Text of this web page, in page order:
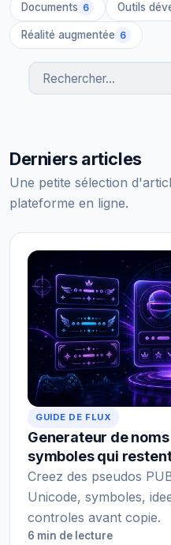
Documents 6 Outils
Réalité augmentée 6
Rechercher des articles
Derniers articles
Une petite sélection
plateforme en ligne.
GUIDE DE FLUX
Generateur de noms
symboles qui
Creez des pseudos
Unicode, symboles,
controles avant copie.
6 min de lecture